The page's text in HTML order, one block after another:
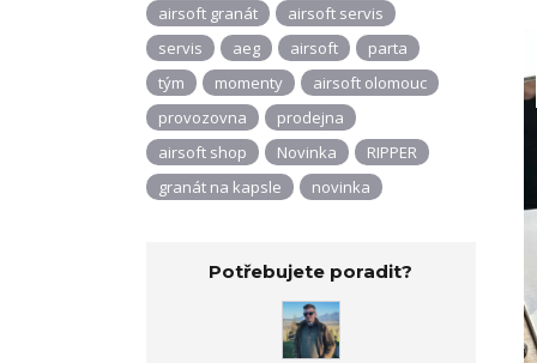
airsoft granát
airsoft servis
servis
aeg airsoft
parta
tým
momenty
airsoft olomouc
provozovna
prodejna
airsoft shop
Novinka
RIPPER
granát na kapsle
novinka
Potřebujete poradit?